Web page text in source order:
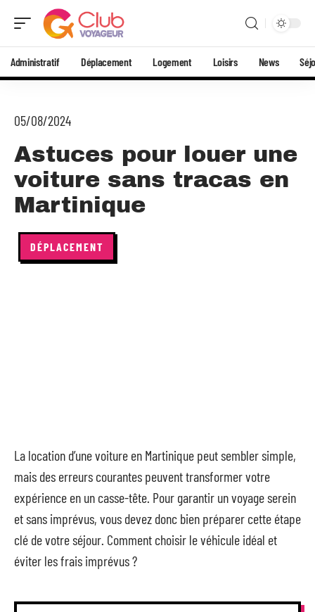
Administratif Déplacement Logement Loisirs News
05/08/2024
Astuces pour louer une
voiture sans tracas en
Martinique
DÉPLACEMENT
La location d’une voiture en Martinique peut sembler simple,
mais des erreurs courantes peuvent transformer votre
expérience en un casse-tête. Pour garantir un voyage serein
et sans imprévus, vous devez donc bien préparer cette étape
clé de votre séjour. Comment choisir le véhicule idéal et
éviter les frais imprévus ?